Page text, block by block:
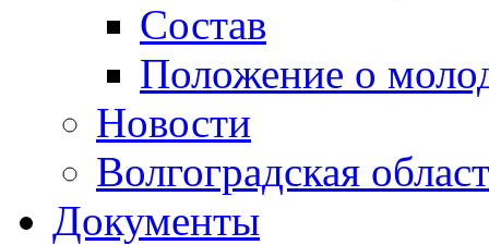
Состав
Положение о
Новости
Волгоградская
Документы